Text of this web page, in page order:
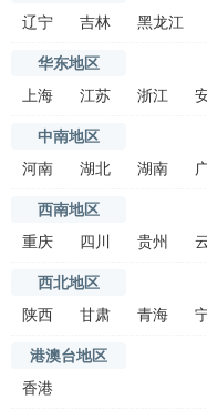
辽宁
吉林 黑龙江
华东地区
上海
江苏 浙江
中南地区
河南
湖北 湖南
西南地区
重庆
四川 贵州
西北地区
陕西
甘肃 青海
港澳台地区
香港